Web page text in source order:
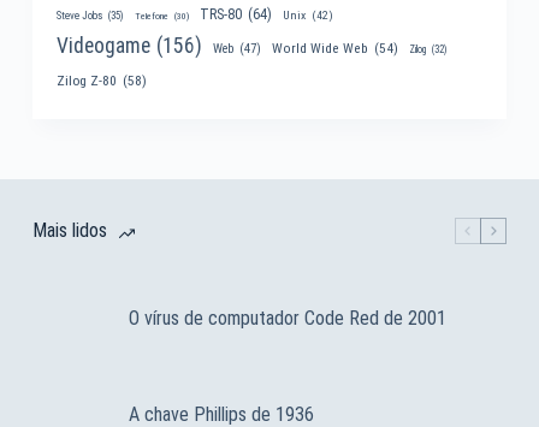
Steve Jobs (35) Telefone (30) TRS-80 (64) Unix (42)
Videogame (156) Web (47) World Wide Web (54) Zilog (32)
Zilog Z-80 (58)
Mais lidos
O vírus de computador Code Red de 2001
A chave Phillips de 1936